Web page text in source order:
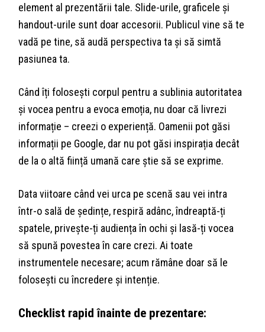
element al prezentării tale. Slide-urile, graficele și
handout-urile sunt doar accesorii. Publicul vine să te
vadă pe tine, să audă perspectiva ta și să simtă
pasiunea ta.
Când îți folosești corpul pentru a sublinia autoritatea
și vocea pentru a evoca emoția, nu doar că livrezi
informație – creezi o experiență. Oamenii pot găsi
informații pe Google, dar nu pot găsi inspirația decât
de la o altă ființă umană care știe să se exprime.
Data viitoare când vei urca pe scenă sau vei intra
într-o sală de ședințe, respiră adânc, îndreaptă-ți
spatele, privește-ți audiența în ochi și lasă-ți vocea
să spună povestea în care crezi. Ai toate
instrumentele necesare; acum rămâne doar să le
folosești cu încredere și intenție.
Checklist rapid înainte de prezentare: